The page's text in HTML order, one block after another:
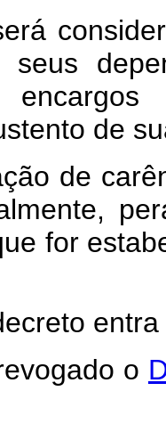
de
de
for
entra
o